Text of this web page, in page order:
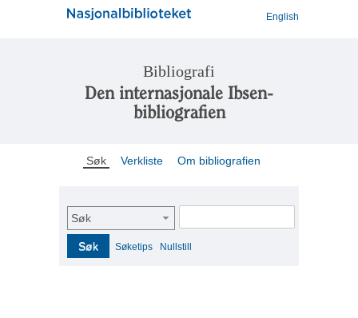
English
Bibliografi
Den internasjonale Ibsen-
bibliografien
Søk Verkliste Om bibliografien
Søk
Søk Søketips Nullstill